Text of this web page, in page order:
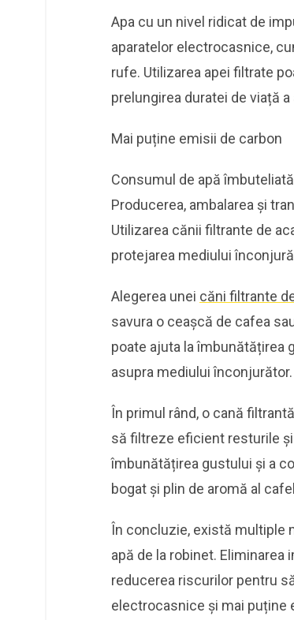
Apa cu un nivel ridicat de
aparatelor electrocasnice,
rufe. Utilizarea apei filtrate
prelungirea duratei de viață a
Mai puține emisii de carbon
Consumul de apă
Producerea, ambalarea și
Utilizarea cănii filtrante de
protejarea mediului
Alegerea unei căni filtrante
savura o ceașcă de cafea
poate ajuta la îmbunătățirea
asupra mediului înconjurător.
În primul rând, o cană
să filtreze eficient resturile
îmbunătățirea gustului și a
bogat și plin de aromă al
În concluzie, există multiple
apă de la robinet.
reducerea riscurilor pentru
electrocasnice și mai puține